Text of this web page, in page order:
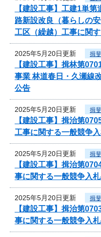
【建設工事】工建1単
路新設改良（暮らしの
工区（繰越）工事に関
2025年5月20日更新 揖
【建設工事】揖林第
事業 林道春日・久瀬線
公告
2025年5月20日更新 揖
【建設工事】揖治第
工事に関する一般競争
2025年5月20日更新 揖
【建設工事】揖治第
事に関する一般競争入
2025年5月20日更新 揖
【建設工事】揖治第
事に関する一般競争入